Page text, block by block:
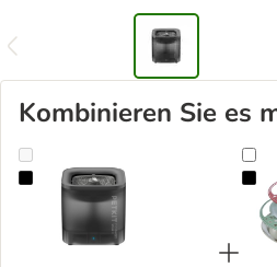
Kombinieren Sie es
PetKit Trinkbrunnen Eversweet